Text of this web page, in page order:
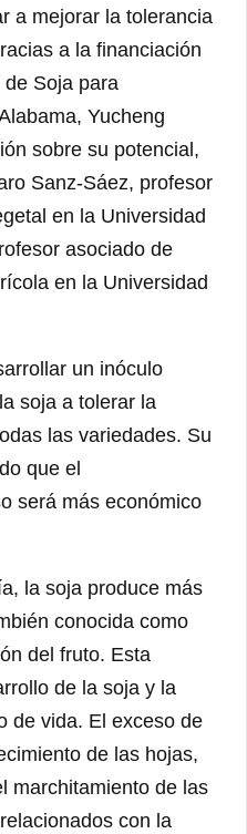
a mejorar la tolerancia
a la financiación
Soja para
Yucheng
sobre su potencial,
Sanz-Sáez, profesor
en la Universidad
asociado de
en la Universidad
un inóculo
soja a tolerar la
las variedades. Su
que el
será más económico
la soja produce más
conocida como
del fruto. Esta
de la soja y la
de vida. El exceso de
de las hojas,
marchitamiento de las
con la